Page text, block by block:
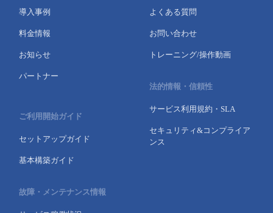
導入事例
料金情報
お知らせ
パートナー
ご利用開始ガイド
セットアップガイド
基本構築ガイド
故障・メンテナンス情報
よくある質問
お問い合わせ
トレーニング/操作動画
法的情報・信頼性
サービス利用規約・SLA
セキュリティ&コンプライア
ンス